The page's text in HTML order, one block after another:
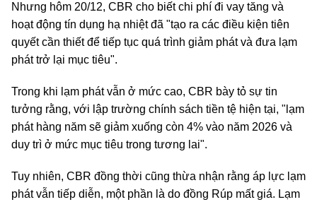
Nhưng hôm 20/12, CBR cho biết chi phí đi vay tăng và
hoạt động tín dụng hạ nhiệt đã "tạo ra các điều kiện tiên
quyết cần thiết để tiếp tục quá trình giảm phát và đưa lạm
phát trở lại mục tiêu".
Trong khi lạm phát vẫn ở mức cao, CBR bày tỏ sự tin
tưởng rằng, với lập trường chính sách tiền tệ hiện tại, "lạm
phát hàng năm sẽ giảm xuống còn 4% vào năm 2026 và
duy trì ở mức mục tiêu trong tương lai".
Tuy nhiên, CBR đồng thời cũng thừa nhận rằng áp lực lạm
phát vẫn tiếp diễn, một phần là do đồng Rúp mất giá. Lạm